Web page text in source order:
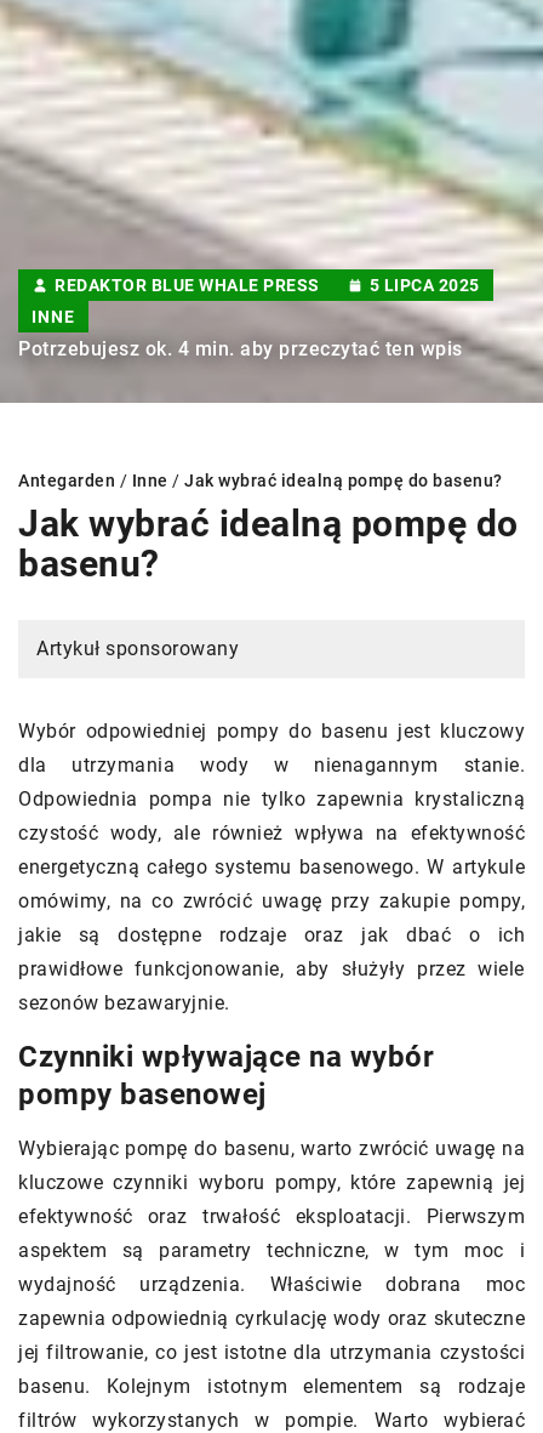
REDAKTOR BLUE WHALE PRESS
5 LIPCA 2025
INNE
Potrzebujesz ok. 4 min. aby przeczytać ten wpis
Antegarden / Inne / Jak wybrać idealną pompę do basenu?
Jak wybrać idealną pompę do
basenu?
Artykuł sponsorowany
Wybór odpowiedniej pompy do basenu jest kluczowy
dla utrzymania wody w nienagannym stanie.
Odpowiednia pompa nie tylko zapewnia krystaliczną
czystość wody, ale również wpływa na efektywność
energetyczną całego systemu basenowego. W artykule
omówimy, na co zwrócić uwagę przy zakupie pompy,
jakie są dostępne rodzaje oraz jak dbać o ich
prawidłowe funkcjonowanie, aby służyły przez wiele
sezonów bezawaryjnie.
Czynniki wpływające na wybór
pompy basenowej
Wybierając pompę do basenu, warto zwrócić uwagę na
kluczowe czynniki wyboru pompy, które zapewnią jej
efektywność oraz trwałość eksploatacji. Pierwszym
aspektem są parametry techniczne, w tym moc i
wydajność urządzenia. Właściwie dobrana moc
zapewnia odpowiednią cyrkulację wody oraz skuteczne
jej filtrowanie, co jest istotne dla utrzymania czystości
basenu. Kolejnym istotnym elementem są rodzaje
filtrów wykorzystanych w pompie. Warto wybierać